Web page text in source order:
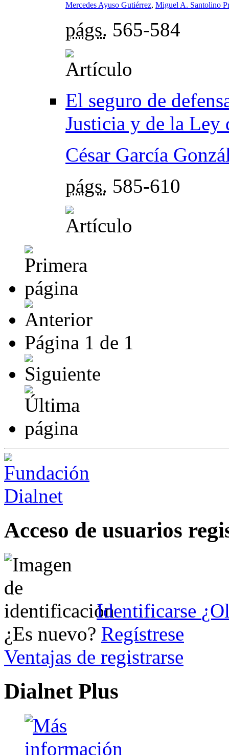
Mercedes Ayuso Gutiérrez, Miguel A. Santolino
págs. 565-584
El seguro de
Justicia y de la Ley
César García
págs. 585-610
Página 1 de 1
Acceso de usuarios
Identificarse
¿Es nuevo? Regístrese
Ventajas de registrarse
Dialnet Plus